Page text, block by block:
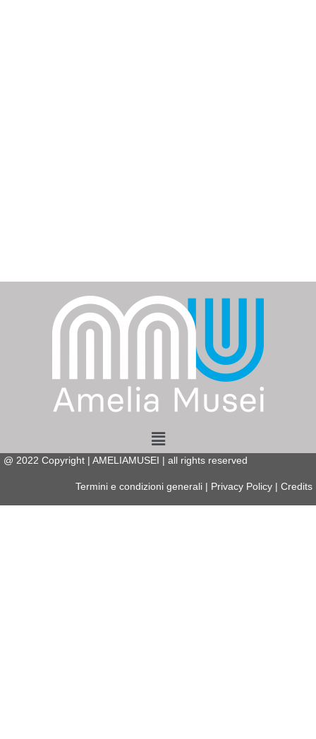
Menu
@ 2022 Copyright | AMELIAMUSEI | all rights reserved
Termini e condizioni generali Privacy Policy Credits